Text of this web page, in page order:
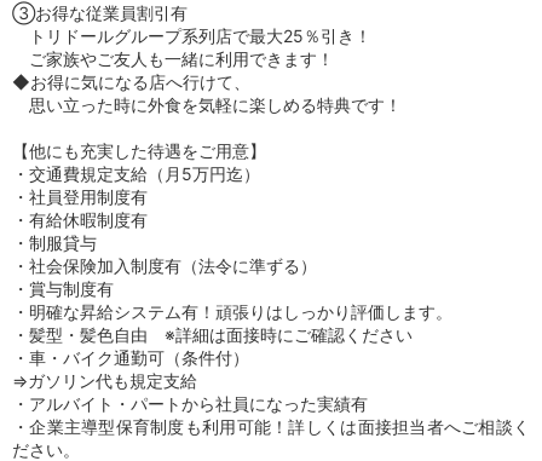
③お得な従業員割引有
トリドールグループ系列店で最大25％引き！
ご家族やご友人も一緒に利用できます！
◆お得に気になる店へ行けて、
思い立った時に外食を気軽に楽しめる特典です！
【他にも充実した待遇をご用意】
・交通費規定支給（月5万円迄）
・社員登用制度有
・有給休暇制度有
・制服貸与
・社会保険加入制度有（法令に準ずる）
・賞与制度有
・明確な昇給システム有！頑張りはしっかり評価します。
・髪型・髪色自由 ※詳細は面接時にご確認ください
・車・バイク通勤可（条件付）
⇒ガソリン代も規定支給
・アルバイト・パートから社員になった実績有
・企業主導型保育制度も利用可能！詳しくは面接担当者へご相談く
ださい。